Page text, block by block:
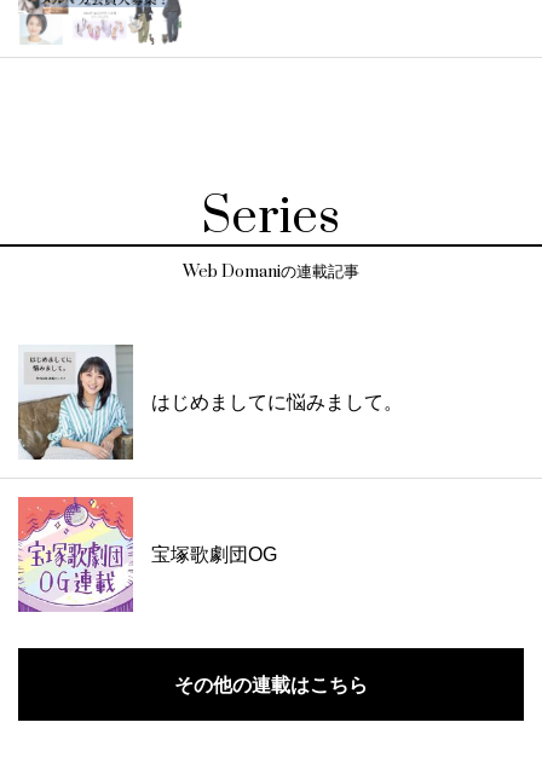
Series
Web Domaniの連載記事
はじめましてに悩みまして。
宝塚歌劇団OG
その他の連載はこちら